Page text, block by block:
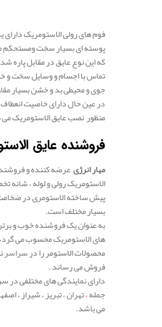
فوم های رولی الاستومریک دارای
پوسته ای بسیار سخت ومستحکم
که این نوع عایق در مقابل پاره
تماس با اجسام و وسایل سخت و
جوی و محیطی بد و خشن بسیار
در عین حال دارای خاصیت انعطاف
منظور نصب عایق الاستومریک
فروشنده عایق
مهار انرژیعرضه کننده و
الاستومریک رولی و لوله ، شانه
پیش ساخته الاستومری در
بسیار مختلف است.
به عنوان یک فروشنده خوب و
های الاستومریک محسوب می
محصولات الاستومر را در سراسر
فروش می رساند .
دارای نمایندگی های مختلفی در
جمله،تهران ، تبریز ، شیراز ،
می باشد.